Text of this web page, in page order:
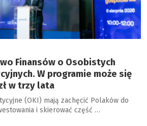
Finansów o Osobistych
W programie może się
w trzy lata
(OKI) mają zachęcić Polaków do
i skierować część …